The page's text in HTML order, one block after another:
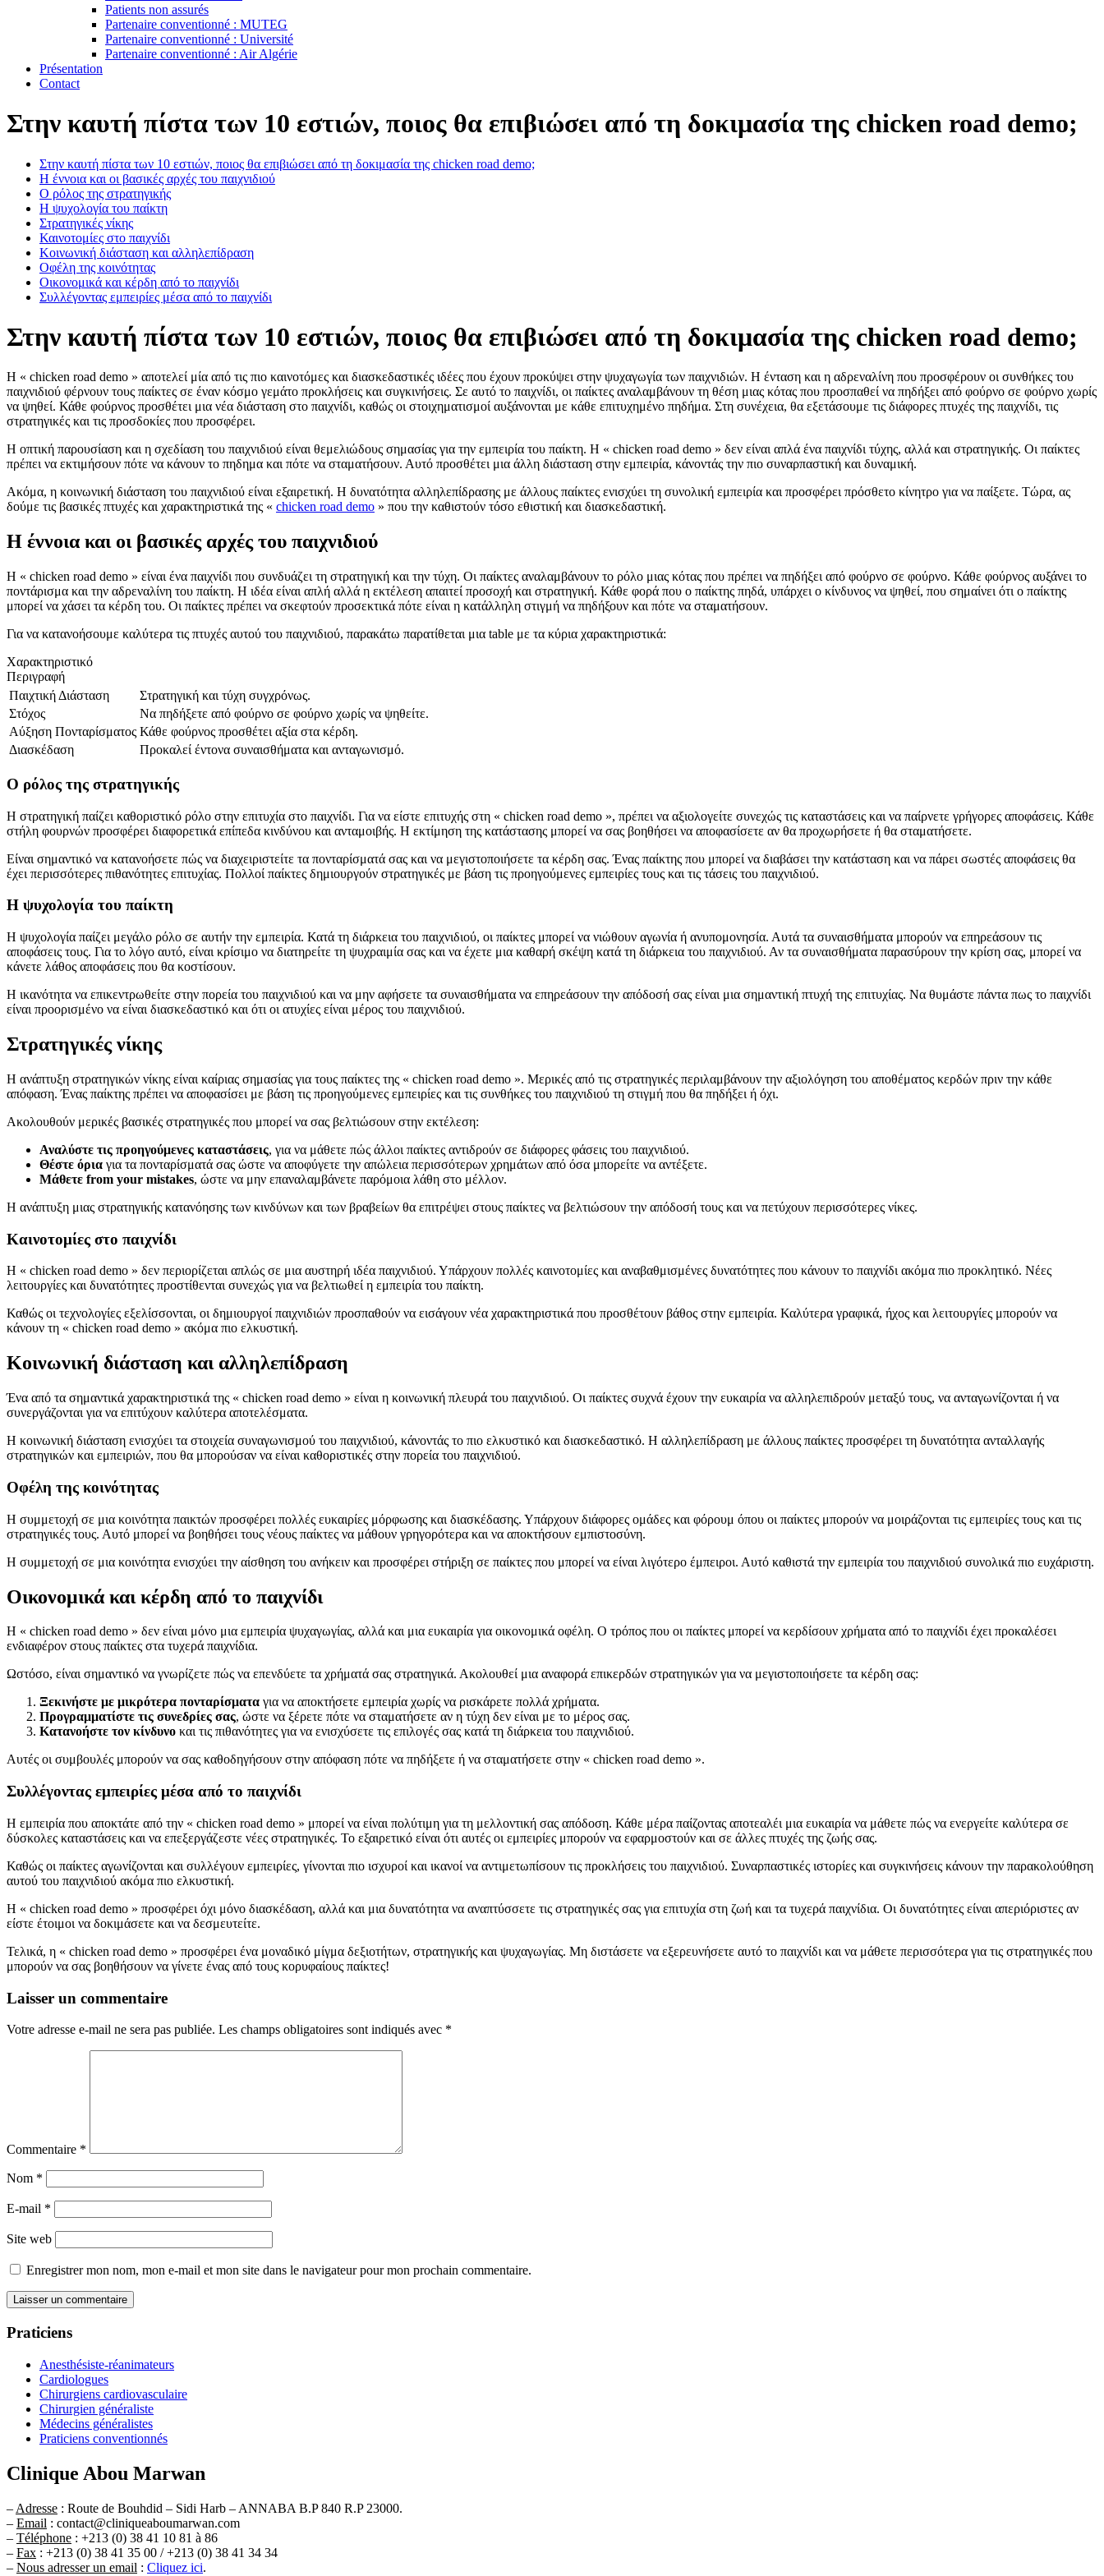
Patients non assurés
Partenaire conventionné : MUTEG
Partenaire conventionné : Université
Partenaire conventionné : Air Algérie
Présentation
Contact
Στην καυτή πίστα των 10 εστιών, ποιος θα επιβιώσει από τη δοκιμασία της chicken road demo;
Στην καυτή πίστα των 10 εστιών, ποιος θα επιβιώσει από τη δοκιμασία της chicken road demo;
Η έννοια και οι βασικές αρχές του παιχνιδιού
Ο ρόλος της στρατηγικής
Η ψυχολογία του παίκτη
Στρατηγικές νίκης
Καινοτομίες στο παιχνίδι
Κοινωνική διάσταση και αλληλεπίδραση
Οφέλη της κοινότητας
Οικονομικά και κέρδη από το παιχνίδι
Συλλέγοντας εμπειρίες μέσα από το παιχνίδι
Στην καυτή πίστα των 10 εστιών, ποιος θα επιβιώσει από τη δοκιμασία της chicken road demo;
Η « chicken road demo » αποτελεί μία από τις πιο καινοτόμες και διασκεδαστικές ιδέες που έχουν προκύψει στην ψυχαγωγία των παιχνιδιών. Η ένταση και η αδρεναλίνη που προσφέρουν οι συνθήκες του
παιχνιδιού φέρνουν τους παίκτες σε έναν κόσμο γεμάτο προκλήσεις και συγκινήσεις. Σε αυτό το παιχνίδι, οι παίκτες αναλαμβάνουν τη θέση μιας κότας που προσπαθεί να πηδήξει από φούρνο σε φούρνο χωρίς
να ψηθεί. Κάθε φούρνος προσθέτει μια νέα διάσταση στο παιχνίδι, καθώς οι στοιχηματισμοί αυξάνονται με κάθε επιτυχημένο πηδήμα. Στη συνέχεια, θα εξετάσουμε τις διάφορες πτυχές της παιχνίδι, τις
στρατηγικές και τις προσδοκίες που προσφέρει.
Η οπτική παρουσίαση και η σχεδίαση του παιχνιδιού είναι θεμελιώδους σημασίας για την εμπειρία του παίκτη. Η « chicken road demo » δεν είναι απλά ένα παιχνίδι τύχης, αλλά και στρατηγικής. Οι παίκτες
πρέπει να εκτιμήσουν πότε να κάνουν το πηδημα και πότε να σταματήσουν. Αυτό προσθέτει μια άλλη διάσταση στην εμπειρία, κάνοντάς την πιο συναρπαστική και δυναμική.
Ακόμα, η κοινωνική διάσταση του παιχνιδιού είναι εξαιρετική. Η δυνατότητα αλληλεπίδρασης με άλλους παίκτες ενισχύει τη συνολική εμπειρία και προσφέρει πρόσθετο κίνητρο για να παίξετε. Τώρα, ας
δούμε τις βασικές πτυχές και χαρακτηριστικά της « chicken road demo » που την καθιστούν τόσο εθιστική και διασκεδαστική.
Η έννοια και οι βασικές αρχές του παιχνιδιού
Η « chicken road demo » είναι ένα παιχνίδι που συνδυάζει τη στρατηγική και την τύχη. Οι παίκτες αναλαμβάνουν το ρόλο μιας κότας που πρέπει να πηδήξει από φούρνο σε φούρνο. Κάθε φούρνος αυξάνει το
ποντάρισμα και την αδρεναλίνη του παίκτη. Η ιδέα είναι απλή αλλά η εκτέλεση απαιτεί προσοχή και στρατηγική. Κάθε φορά που ο παίκτης πηδά, υπάρχει ο κίνδυνος να ψηθεί, που σημαίνει ότι ο παίκτης
μπορεί να χάσει τα κέρδη του. Οι παίκτες πρέπει να σκεφτούν προσεκτικά πότε είναι η κατάλληλη στιγμή να πηδήξουν και πότε να σταματήσουν.
Για να κατανοήσουμε καλύτερα τις πτυχές αυτού του παιχνιδιού, παρακάτω παρατίθεται μια table με τα κύρια χαρακτηριστικά:
Χαρακτηριστικό
Περιγραφή
Παιχτική Διάσταση
Στρατηγική και τύχη συγχρόνως.
Στόχος
Να πηδήξετε από φούρνο σε φούρνο χωρίς να ψηθείτε.
Αύξηση Πονταρίσματος Κάθε φούρνος προσθέτει αξία στα κέρδη.
Διασκέδαση
Προκαλεί έντονα συναισθήματα και ανταγωνισμό.
Ο ρόλος της στρατηγικής
Η στρατηγική παίζει καθοριστικό ρόλο στην επιτυχία στο παιχνίδι. Για να είστε επιτυχής στη « chicken road demo », πρέπει να αξιολογείτε συνεχώς τις καταστάσεις και να παίρνετε γρήγορες αποφάσεις. Κάθε
στήλη φουρνών προσφέρει διαφορετικά επίπεδα κινδύνου και ανταμοιβής. Η εκτίμηση της κατάστασης μπορεί να σας βοηθήσει να αποφασίσετε αν θα προχωρήσετε ή θα σταματήσετε.
Είναι σημαντικό να κατανοήσετε πώς να διαχειριστείτε τα πονταρίσματά σας και να μεγιστοποιήσετε τα κέρδη σας. Ένας παίκτης που μπορεί να διαβάσει την κατάσταση και να πάρει σωστές αποφάσεις θα
έχει περισσότερες πιθανότητες επιτυχίας. Πολλοί παίκτες δημιουργούν στρατηγικές με βάση τις προηγούμενες εμπειρίες τους και τις τάσεις του παιχνιδιού.
Η ψυχολογία του παίκτη
Η ψυχολογία παίζει μεγάλο ρόλο σε αυτήν την εμπειρία. Κατά τη διάρκεια του παιχνιδιού, οι παίκτες μπορεί να νιώθουν αγωνία ή ανυπομονησία. Αυτά τα συναισθήματα μπορούν να επηρεάσουν τις
αποφάσεις τους. Για το λόγο αυτό, είναι κρίσιμο να διατηρείτε τη ψυχραιμία σας και να έχετε μια καθαρή σκέψη κατά τη διάρκεια του παιχνιδιού. Αν τα συναισθήματα παρασύρουν την κρίση σας, μπορεί να
κάνετε λάθος αποφάσεις που θα κοστίσουν.
Η ικανότητα να επικεντρωθείτε στην πορεία του παιχνιδιού και να μην αφήσετε τα συναισθήματα να επηρεάσουν την απόδοσή σας είναι μια σημαντική πτυχή της επιτυχίας. Να θυμάστε πάντα πως το παιχνίδι
είναι προορισμένο να είναι διασκεδαστικό και ότι οι ατυχίες είναι μέρος του παιχνιδιού.
Στρατηγικές νίκης
Η ανάπτυξη στρατηγικών νίκης είναι καίριας σημασίας για τους παίκτες της « chicken road demo ». Μερικές από τις στρατηγικές περιλαμβάνουν την αξιολόγηση του αποθέματος κερδών πριν την κάθε
απόφαση. Ένας παίκτης πρέπει να αποφασίσει με βάση τις προηγούμενες εμπειρίες και τις συνθήκες του παιχνιδιού τη στιγμή που θα πηδήξει ή όχι.
Ακολουθούν μερικές βασικές στρατηγικές που μπορεί να σας βελτιώσουν στην εκτέλεση:
Αναλύστε τις προηγούμενες καταστάσεις, για να μάθετε πώς άλλοι παίκτες αντιδρούν σε διάφορες φάσεις του παιχνιδιού.
Θέστε όρια για τα πονταρίσματά σας ώστε να αποφύγετε την απώλεια περισσότερων χρημάτων από όσα μπορείτε να αντέξετε.
Μάθετε from your mistakes, ώστε να μην επαναλαμβάνετε παρόμοια λάθη στο μέλλον.
Η ανάπτυξη μιας στρατηγικής κατανόησης των κινδύνων και των βραβείων θα επιτρέψει στους παίκτες να βελτιώσουν την απόδοσή τους και να πετύχουν περισσότερες νίκες.
Καινοτομίες στο παιχνίδι
Η « chicken road demo » δεν περιορίζεται απλώς σε μια αυστηρή ιδέα παιχνιδιού. Υπάρχουν πολλές καινοτομίες και αναβαθμισμένες δυνατότητες που κάνουν το παιχνίδι ακόμα πιο προκλητικό. Νέες
λειτουργίες και δυνατότητες προστίθενται συνεχώς για να βελτιωθεί η εμπειρία του παίκτη.
Καθώς οι τεχνολογίες εξελίσσονται, οι δημιουργοί παιχνιδιών προσπαθούν να εισάγουν νέα χαρακτηριστικά που προσθέτουν βάθος στην εμπειρία. Καλύτερα γραφικά, ήχος και λειτουργίες μπορούν να
κάνουν τη « chicken road demo » ακόμα πιο ελκυστική.
Κοινωνική διάσταση και αλληλεπίδραση
Ένα από τα σημαντικά χαρακτηριστικά της « chicken road demo » είναι η κοινωνική πλευρά του παιχνιδιού. Οι παίκτες συχνά έχουν την ευκαιρία να αλληλεπιδρούν μεταξύ τους, να ανταγωνίζονται ή να
συνεργάζονται για να επιτύχουν καλύτερα αποτελέσματα.
Η κοινωνική διάσταση ενισχύει τα στοιχεία συναγωνισμού του παιχνιδιού, κάνοντάς το πιο ελκυστικό και διασκεδαστικό. Η αλληλεπίδραση με άλλους παίκτες προσφέρει τη δυνατότητα ανταλλαγής
στρατηγικών και εμπειριών, που θα μπορούσαν να είναι καθοριστικές στην πορεία του παιχνιδιού.
Οφέλη της κοινότητας
Η συμμετοχή σε μια κοινότητα παικτών προσφέρει πολλές ευκαιρίες μόρφωσης και διασκέδασης. Υπάρχουν διάφορες ομάδες και φόρουμ όπου οι παίκτες μπορούν να μοιράζονται τις εμπειρίες τους και τις
στρατηγικές τους. Αυτό μπορεί να βοηθήσει τους νέους παίκτες να μάθουν γρηγορότερα και να αποκτήσουν εμπιστοσύνη.
Η συμμετοχή σε μια κοινότητα ενισχύει την αίσθηση του ανήκειν και προσφέρει στήριξη σε παίκτες που μπορεί να είναι λιγότερο έμπειροι. Αυτό καθιστά την εμπειρία του παιχνιδιού συνολικά πιο ευχάριστη.
Οικονομικά και κέρδη από το παιχνίδι
Η « chicken road demo » δεν είναι μόνο μια εμπειρία ψυχαγωγίας, αλλά και μια ευκαιρία για οικονομικά οφέλη. Ο τρόπος που οι παίκτες μπορεί να κερδίσουν χρήματα από το παιχνίδι έχει προκαλέσει
ενδιαφέρον στους παίκτες στα τυχερά παιχνίδια.
Ωστόσο, είναι σημαντικό να γνωρίζετε πώς να επενδύετε τα χρήματά σας στρατηγικά. Ακολουθεί μια αναφορά επικερδών στρατηγικών για να μεγιστοποιήσετε τα κέρδη σας:
Ξεκινήστε με μικρότερα πονταρίσματα για να αποκτήσετε εμπειρία χωρίς να ρισκάρετε πολλά χρήματα.
Προγραμματίστε τις συνεδρίες σας, ώστε να ξέρετε πότε να σταματήσετε αν η τύχη δεν είναι με το μέρος σας.
Κατανοήστε τον κίνδυνο και τις πιθανότητες για να ενισχύσετε τις επιλογές σας κατά τη διάρκεια του παιχνιδιού.
Αυτές οι συμβουλές μπορούν να σας καθοδηγήσουν στην απόφαση πότε να πηδήξετε ή να σταματήσετε στην « chicken road demo ».
Συλλέγοντας εμπειρίες μέσα από το παιχνίδι
Η εμπειρία που αποκτάτε από την « chicken road demo » μπορεί να είναι πολύτιμη για τη μελλοντική σας απόδοση. Κάθε μέρα παίζοντας αποτεαλέι μια ευκαιρία να μάθετε πώς να ενεργείτε καλύτερα σε
δύσκολες καταστάσεις και να επεξεργάζεστε νέες στρατηγικές. Το εξαιρετικό είναι ότι αυτές οι εμπειρίες μπορούν να εφαρμοστούν και σε άλλες πτυχές της ζωής σας.
Καθώς οι παίκτες αγωνίζονται και συλλέγουν εμπειρίες, γίνονται πιο ισχυροί και ικανοί να αντιμετωπίσουν τις προκλήσεις του παιχνιδιού. Συναρπαστικές ιστορίες και συγκινήσεις κάνουν την παρακολούθηση
αυτού του παιχνιδιού ακόμα πιο ελκυστική.
Η « chicken road demo » προσφέρει όχι μόνο διασκέδαση, αλλά και μια δυνατότητα να αναπτύσσετε τις στρατηγικές σας για επιτυχία στη ζωή και τα τυχερά παιχνίδια. Οι δυνατότητες είναι απεριόριστες αν
είστε έτοιμοι να δοκιμάσετε και να δεσμευτείτε.
Τελικά, η « chicken road demo » προσφέρει ένα μοναδικό μίγμα δεξιοτήτων, στρατηγικής και ψυχαγωγίας. Μη διστάσετε να εξερευνήσετε αυτό το παιχνίδι και να μάθετε περισσότερα για τις στρατηγικές που
μπορούν να σας βοηθήσουν να γίνετε ένας από τους κορυφαίους παίκτες!
Laisser un commentaire
Votre adresse e-mail ne sera pas publiée. Les champs obligatoires sont indiqués avec *
Commentaire *
Nom *
E-mail *
Site web
Enregistrer mon nom, mon e-mail et mon site dans le navigateur pour mon prochain commentaire.
Praticiens
Anesthésiste-réanimateurs
Cardiologues
Chirurgiens cardiovasculaire
Chirurgien généraliste
Médecins généralistes
Praticiens conventionnés
Clinique Abou Marwan
– Adresse : Route de Bouhdid – Sidi Harb – ANNABA B.P 840 R.P 23000.
– Email : contact@cliniqueaboumarwan.com
– Téléphone : +213 (0) 38 41 10 81 à 86
– Fax : +213 (0) 38 41 35 00 / +213 (0) 38 41 34 34
– Nous adresser un email : Cliquez ici.